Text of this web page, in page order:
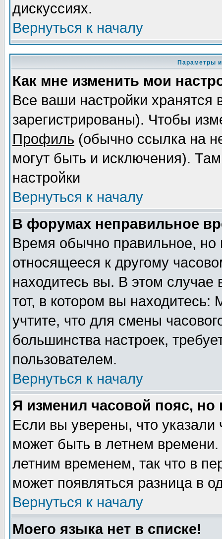
дискуссиях.
Вернуться к началу
Параметры
Как мне изменить мои
Все ваши настройки
зарегистрированы). Чтобы
Профиль (обычно ссылка на
могут быть и исключения).
настройки
Вернуться к началу
В форумах неправильное
Время обычно правильное,
относящееся к другому
находитесь вы. В этом
тот, в котором вы
учтите, что для смены
большинства настроек,
пользователем.
Вернуться к началу
Я изменил часовой пояс,
Если вы уверены, что указали
может быть в летнем
летним временем, так что в
может появляться разница в
Вернуться к началу
Моего языка нет в списке!